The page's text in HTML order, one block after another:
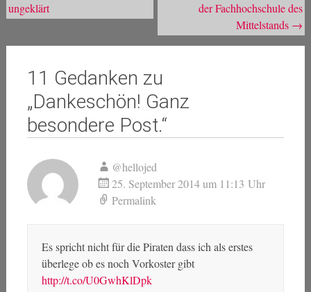
ungeklärt
der Fachhochschule des
Mittelstands →
11 Gedanken zu
„Dankeschön! Ganz
besondere Post.“
@hellojed
25. September 2014 um 11:13 Uhr
Permalink
Es spricht nicht für die Piraten dass ich als erstes
überlege ob es noch Vorkoster gibt
http://t.co/U0GwhKlDpk